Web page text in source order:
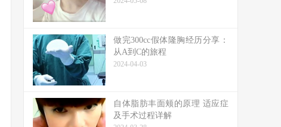
做完300cc假体隆胸经历分享：
从A到C的旅程
2024-04-03
自体脂肪丰面颊的原理 适应症
及手术过程详解